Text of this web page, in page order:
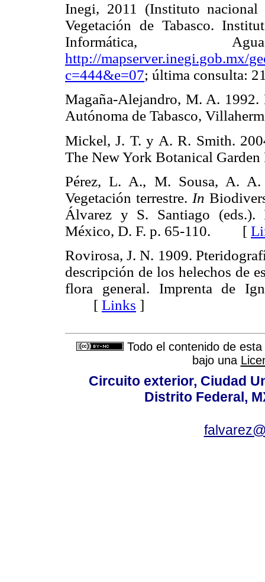
Inegi, 2011 (Instituto nacional
Vegetación de Tabasco.
Informática,
http://mapserver.inegi.gob.mx/
c=444&e=07; última
Magaña-Alejandro, M. A. 1992.
Autónoma de Tabasco,
Mickel, J. T. y A. R. Smith.
The New York Botanical
Pérez, L. A., M. Sousa, A.
Vegetación terrestre. In
Álvarez y S. Santiago
México, D. F. p. 65-110. [
Rovirosa, J. N. 1909.
descripción de los helechos de
flora general. Imprenta de
[ Links ]
Todo el contenido de
bajo una
Circuito exterior, Ciudad
Distrito Federal,